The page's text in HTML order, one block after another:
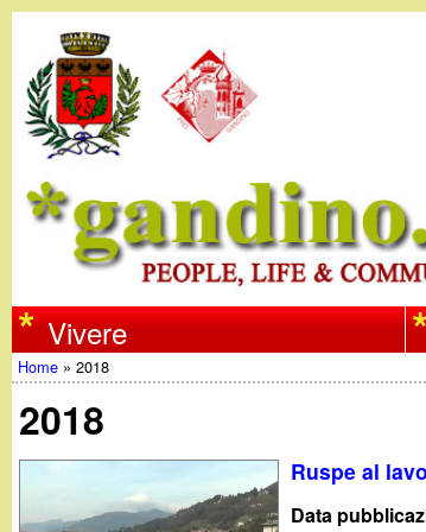
w
w
w
.
Vivere
Tu
sei
Home »2018
2018
Ruspe al
Data